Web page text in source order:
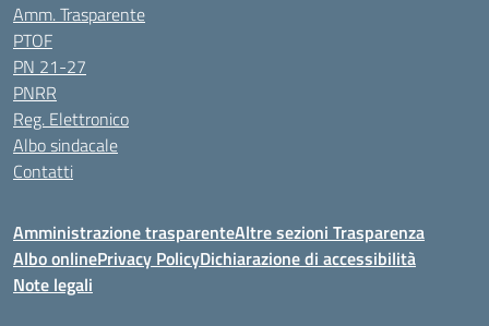
Amm. Trasparente
PTOF
PN 21-27
PNRR
Reg. Elettronico
Albo sindacale
Contatti
Amministrazione trasparenteAltre sezioni Trasparenza
Albo onlinePrivacy PolicyDichiarazione di accessibilità
Note legali